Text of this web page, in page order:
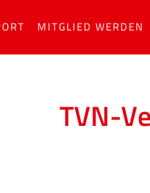
MITGLIED WERDEN
TVN-